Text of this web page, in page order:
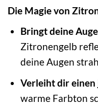
Die Magie von
Bringt deine
Zitronengelb
deine Augen
Verleiht dir einen
warme Farbton